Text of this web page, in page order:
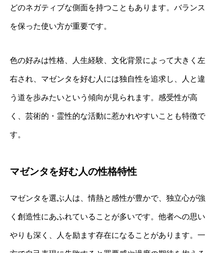
どのネガティブな側面を持つこともあります。バランス
を保った使い方が重要です。
色の好みは性格、人生経験、文化背景によって大きく左
右され、マゼンタを好む人には独自性を追求し、人と違
う道を歩みたいという傾向が見られます。感受性が高
く、芸術的・霊性的な活動に惹かれやすいことも特徴で
す。
マゼンタを好む人の性格特性
マゼンタを選ぶ人は、情熱と感性が豊かで、独立心が強
く創造性にあふれていることが多いです。他者への思い
やりも深く、人を励ます存在になることがあります。一